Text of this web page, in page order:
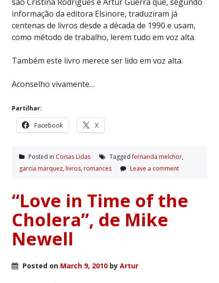
informação da editora Elsinore, traduziram já
centenas de livros desde a década de 1990 e usam,
como método de trabalho, lerem tudo em voz alta.
Também este livro merece ser lido em voz alta.
Aconselho vivamente…
Partilhar:
Facebook X
Posted in Coisas Lidas Taggedfernanda melchor,
garcia marquez, livros, romances Leave a comment
“Love in Time of the
Cholera”, de Mike
Newell
Posted on March 9, 2010 by Artur